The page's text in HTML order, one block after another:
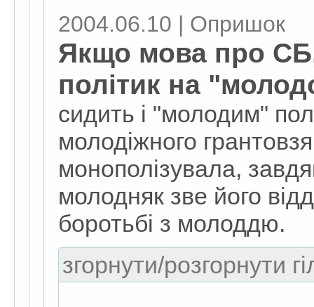
2004.06.10 | Опришок
Якщо мова про
політик на
сидить і "молодим"
молодіжного
монополізувала,
молодняк зве його
боротьбі з молоддю.
згорнути/розгорнути